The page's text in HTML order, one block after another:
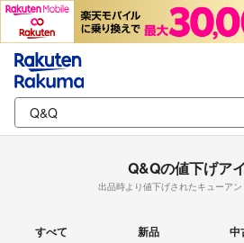
Q&Qの値下げア
出品時より値下げされたキューア
すべて 新品 中